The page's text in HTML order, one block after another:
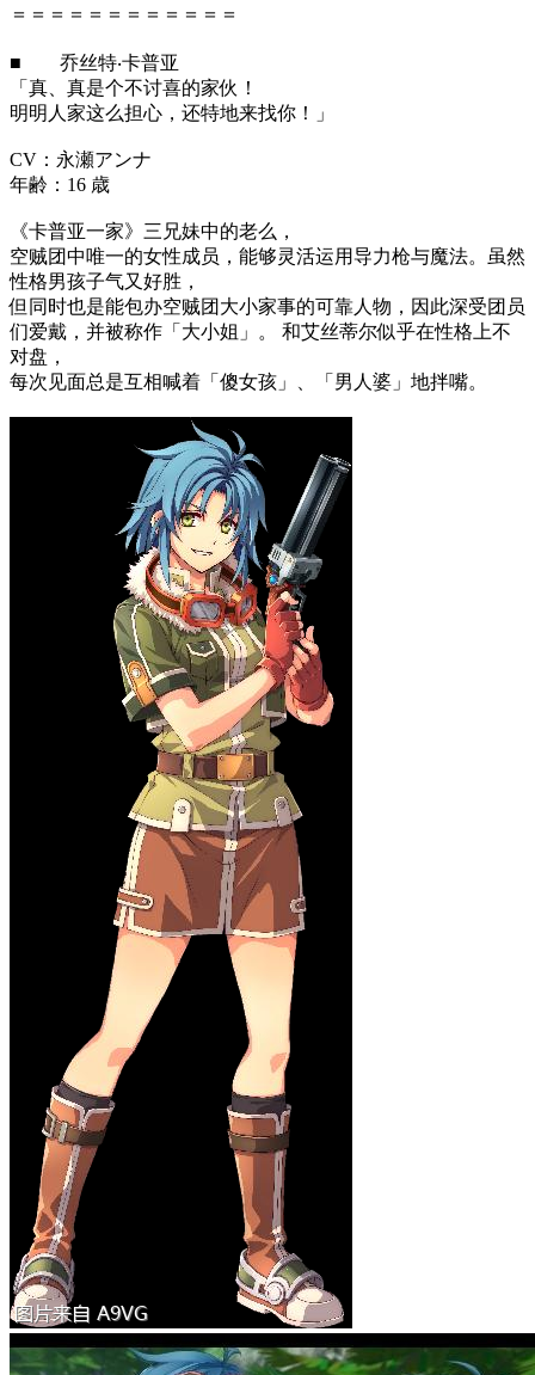
＝＝＝＝＝＝＝＝＝＝＝＝
■ 乔丝特‧卡普亚
「真、真是个不讨喜的家伙！
明明人家这么担心，还特地来找你！」
CV：永瀬アンナ
年齢：16 歳
《卡普亚一家》三兄妹中的老么，
空贼团中唯一的女性成员，能够灵活运用导力枪与魔法。虽然
性格男孩子气又好胜，
但同时也是能包办空贼团大小家事的可靠人物，因此深受团员
们爱戴，并被称作「大小姐」。 和艾丝蒂尔似乎在性格上不
对盘，
每次见面总是互相喊着「傻女孩」、「男人婆」地拌嘴。